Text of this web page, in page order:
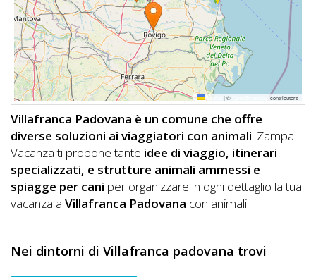
INFO
A
DOG
CHIEDI
CODICE
SCONTO
Tutorial
Leaflet |© contributors
Villafranca Padovana è un comune che offre
diverse soluzioni ai viaggiatori con animali. Zampa
Vacanza ti propone tante idee di viaggio, itinerari
specializzati, e strutture animali ammessi e
spiagge per cani per organizzare in ogni dettaglio la tua
vacanza a Villafranca Padovana con animali.
Nei dintorni di Villafranca padovana trovi